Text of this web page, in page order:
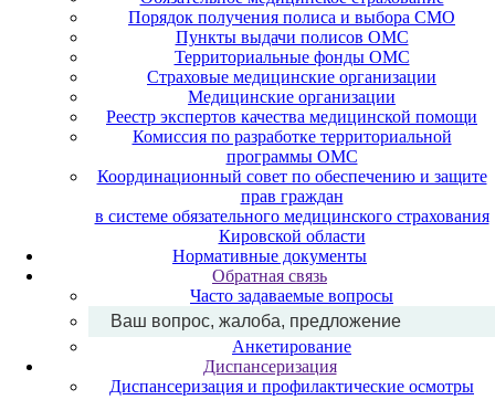
Порядок получения полиса и выбора СМО
Пункты выдачи полисов ОМС
Территориальные фонды ОМС
Страховые медицинские организации
Медицинские организации
Реестр экспертов качества медицинской помощи
Комиссия по разработке территориальной
программы ОМС
Координационный совет по обеспечению и защите
прав граждан
в системе обязательного медицинского страхования
Кировской области
Нормативные документы
Обратная связь
Часто задаваемые вопросы
Ваш вопрос, жалоба, предложение
Анкетирование
Диспансеризация
Диспансеризация и профилактические осмотры